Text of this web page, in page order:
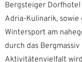
Bergsteiger
Adria-Kulinarik,
Wintersport am
durch das
Aktivitätenvielfalt